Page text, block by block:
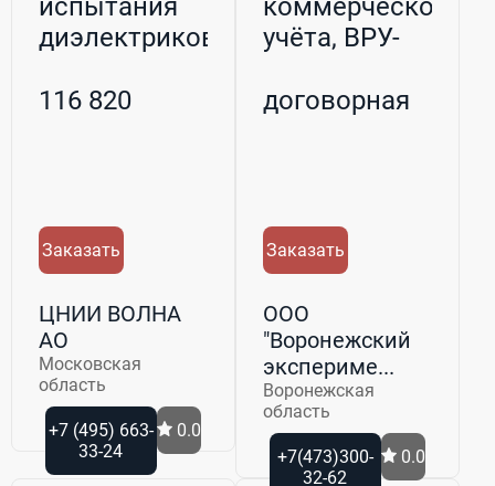
испытания
диэлектриков
116 820
Заказать
ЦНИИ ВОЛНА
АО
Московская
область
+7 (495) 663-
33-24
0.0
коммерческого
учёта, ВРУ-
договорная
Заказать
ООО
"Воронежский
экспериме...
Воронежская
область
+7(473)300-
32-62
0.0